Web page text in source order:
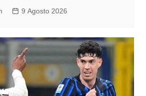
9 Agosto 2026